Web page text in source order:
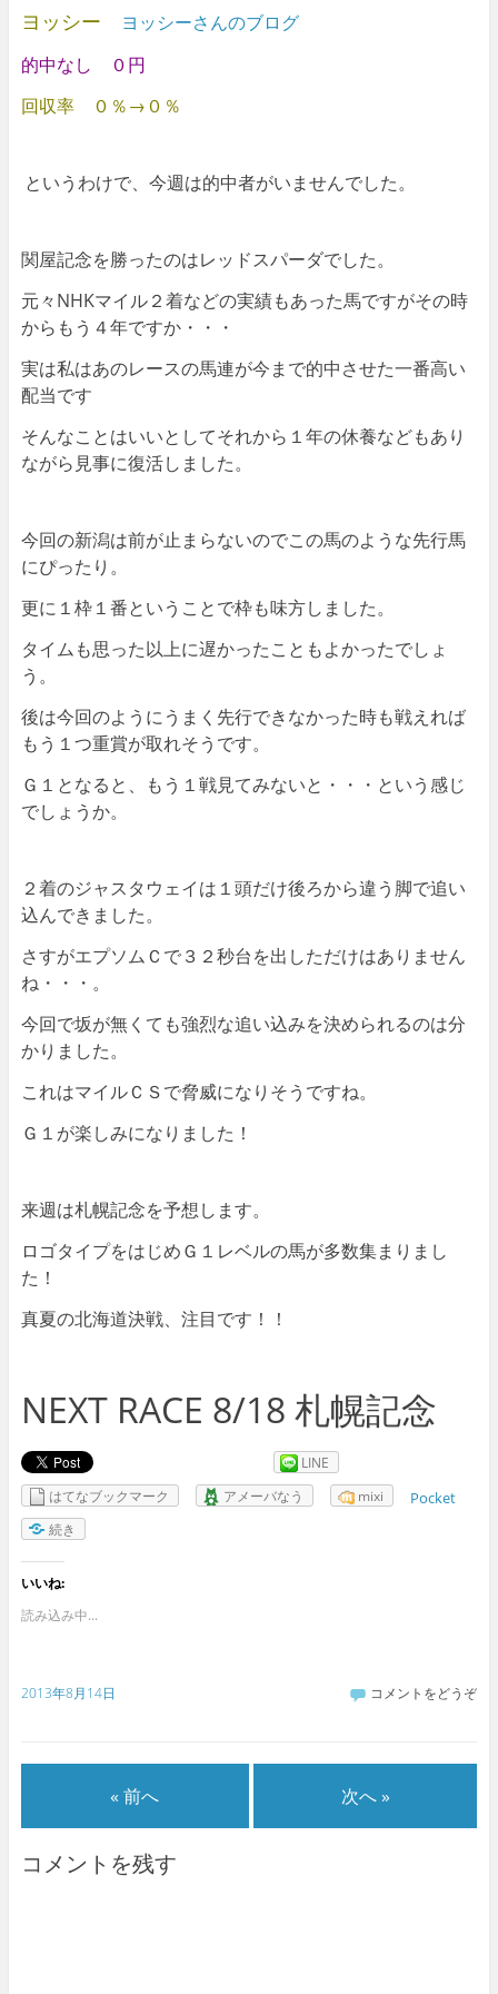
ヨッシー
ヨッシーさんのブログ
的中なし ０円
回収率 ０％→０％
というわけで、今週は的中者がいませんでした。
関屋記念を勝ったのはレッドスパーダでした。
元々NHKマイル２着などの実績もあった馬ですがその時
からもう４年ですか・・・
実は私はあのレースの馬連が今まで的中させた一番高い
配当です
そんなことはいいとしてそれから１年の休養などもあり
ながら見事に復活しました。
今回の新潟は前が止まらないのでこの馬のような先行馬
にぴったり。
更に１枠１番ということで枠も味方しました。
タイムも思った以上に遅かったこともよかったでしょ
う。
後は今回のようにうまく先行できなかった時も戦えれば
もう１つ重賞が取れそうです。
Ｇ１となると、もう１戦見てみないと・・・という感じ
でしょうか。
２着のジャスタウェイは１頭だけ後ろから違う脚で追い
込んできました。
さすがエプソムＣで３２秒台を出しただけはありません
ね・・・。
今回で坂が無くても強烈な追い込みを決められるのは分
かりました。
これはマイルＣＳで脅威になりそうですね。
Ｇ１が楽しみになりました！
来週は札幌記念を予想します。
ロゴタイプをはじめＧ１レベルの馬が多数集まりまし
た！
真夏の北海道決戦、注目です！！
NEXT RACE 8/18 札幌記念
LINE
はてなブックマーク
アメーバなう mixi Pocket
続き
いいね:
読み込み中...
2013年8月14日 コメントをどうぞ
« 前へ 次へ »
コメントを残す